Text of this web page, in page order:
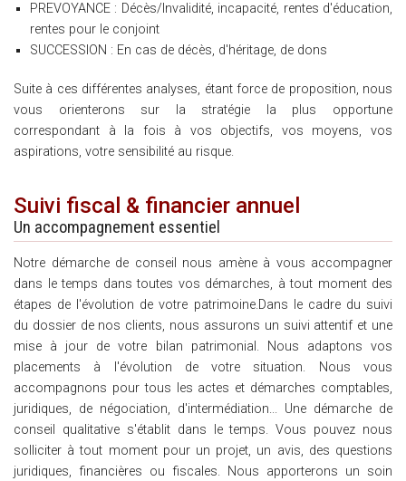
PREVOYANCE : Décès/Invalidité, incapacité, rentes d'éducation,
rentes pour le conjoint
SUCCESSION : En cas de décès, d'héritage, de dons
Suite à ces différentes analyses, étant force de proposition, nous
vous orienterons sur la stratégie la plus opportune
correspondant à la fois à vos objectifs, vos moyens, vos
aspirations, votre sensibilité au risque.
Suivi fiscal & financier annuel
Un accompagnement essentiel
Notre démarche de conseil nous amène à vous accompagner
dans le temps dans toutes vos démarches, à tout moment des
étapes de l'évolution de votre patrimoine.Dans le cadre du suivi
du dossier de nos clients, nous assurons un suivi attentif et une
mise à jour de votre bilan patrimonial. Nous adaptons vos
placements à l'évolution de votre situation. Nous vous
accompagnons pour tous les actes et démarches comptables,
juridiques, de négociation, d'intermédiation... Une démarche de
conseil qualitative s'établit dans le temps. Vous pouvez nous
solliciter à tout moment pour un projet, un avis, des questions
juridiques, financières ou fiscales. Nous apporterons un soin